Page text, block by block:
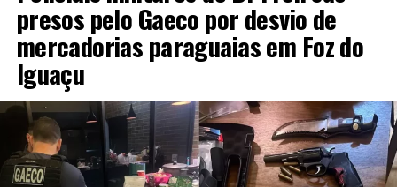
presos pelo Gaeco por desvio de
mercadorias paraguaias em Foz do
Iguaçu